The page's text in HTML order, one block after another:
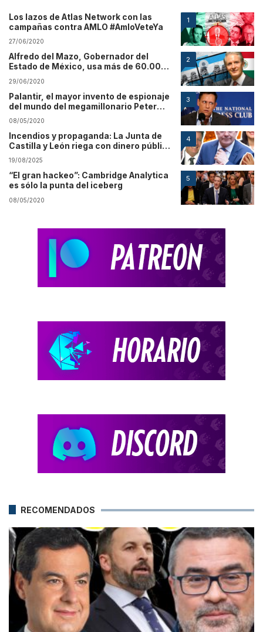
1
Los lazos de Atlas Network con las
campañas contra AMLO #AmloVeteYa
27/06/2020
2
Alfredo del Mazo, Gobernador del
Estado de México, usa más de 60.000
bots
29/06/2020
3
Palantir, el mayor invento de espionaje
del mundo del megamillonario Peter
Thiel
08/05/2020
4
Incendios y propaganda: La Junta de
Castilla y León riega con dinero público
a los medios que culpan a Sánchez
19/08/2025
5
“El gran hackeo”: Cambridge Analytica
es sólo la punta del iceberg
08/05/2020
RECOMENDADOS